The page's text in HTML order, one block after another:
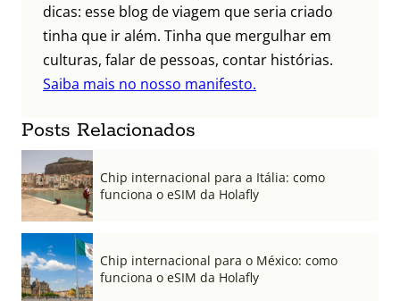
dicas: esse blog de viagem que seria criado
tinha que ir além. Tinha que mergulhar em
culturas, falar de pessoas, contar histórias.
Saiba mais no nosso manifesto.
Posts Relacionados
Chip internacional para a Itália: como
funciona o eSIM da Holafly
Chip internacional para o México: como
funciona o eSIM da Holafly